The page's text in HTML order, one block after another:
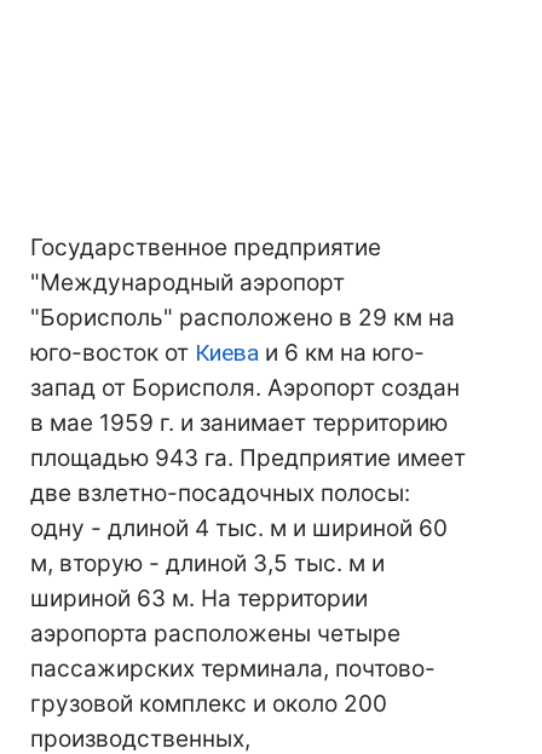
Государственное предприятие
"Международный аэропорт
"Борисполь" расположено в 29 км на
юго-восток от Киева и 6 км на юго-
запад от Борисполя. Аэропорт создан
в мае 1959 г. и занимает территорию
площадью 943 га. Предприятие имеет
две взлетно-посадочных полосы:
одну - длиной 4 тыс. м и шириной 60
м, вторую - длиной 3,5 тыс. м и
шириной 63 м. На территории
аэропорта расположены четыре
пассажирских терминала, почтово-
грузовой комплекс и около 200
производственных,